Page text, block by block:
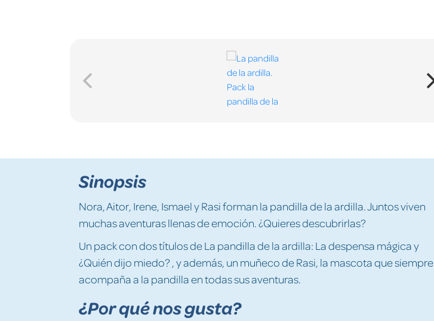
Sinopsis
Nora, Aitor, Irene, Ismael y Rasi forman la pandilla de la ardilla. Juntos viven
muchas aventuras llenas de emoción. ¿Quieres descubrirlas?
Un pack con dos títulos de La pandilla de la ardilla: La despensa mágica y
¿Quién dijo miedo? , y además, un muñeco de Rasi, la mascota que siempre
acompaña a la pandilla en todas sus aventuras.
¿Por qué nos gusta?